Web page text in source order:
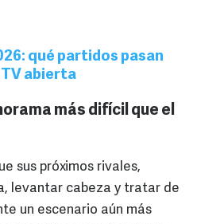
qué partidos pasan
TV abierta
más difícil que el
sus próximos rivales,
levantar cabeza y tratar de
un escenario aún más